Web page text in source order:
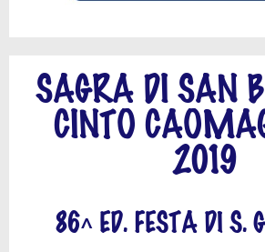
SAGRA DI SAN
CINTO
2019
86^ ED. FESTA DI S.